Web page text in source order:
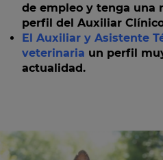
de empleo y tenga una
perfil del Auxiliar
El Auxiliar y Asistente
veterinaria un perfil
actualidad.